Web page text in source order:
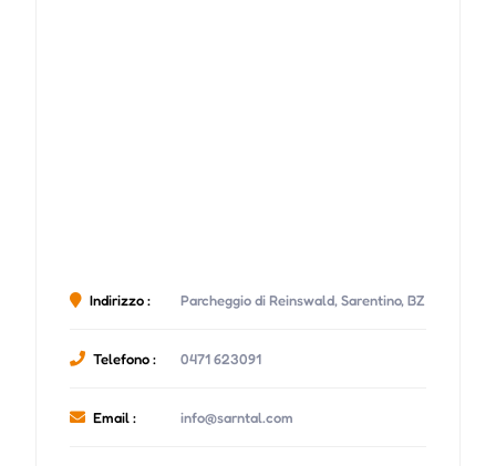
Indirizzo : Parcheggio di Reinswald, Sarentino, BZ
Telefono : 0471 623091
Email : info@sarntal.com